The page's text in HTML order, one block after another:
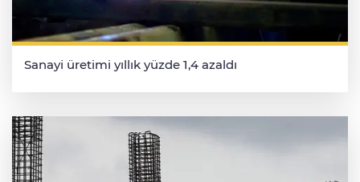
Sanayi üretimi yıllık yüzde 1,4 azaldı